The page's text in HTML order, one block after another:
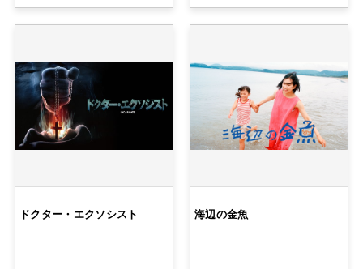
ドクター・エクソシスト 海辺の金魚